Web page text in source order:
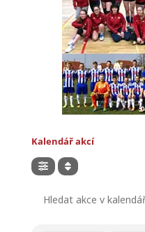
Kalendář akcí